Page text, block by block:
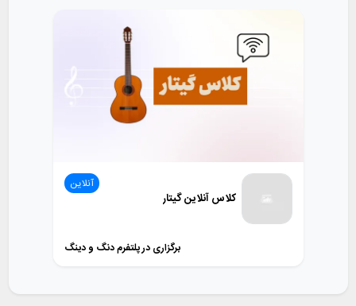
کسب جایزه ی سوم موسیقی برای نمایش عقل مادرزاد از جشنواره‌ی تئاتر
کسب جایزه ی اول موسیقی برای نمایش راز گل ژنتیک از جشنواره‌ی تئاتر
کسب جایزه ی دوم موسیقی برای نمایش راز گل ژنتیک در جشنواره‌ی تئاتر
کسب جایزه دوم موسیقی برای نمایش اغراق،تن و راهنمای مرگ با ادبیات
کلاس آنلاین گیتار
آنلاین
برگزاری در پلتفرم دنگ و دینگ